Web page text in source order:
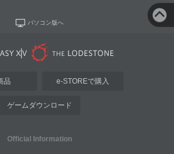
パソコン版へ
品 e-STOREで購入
ゲームダウンロード
Official Information